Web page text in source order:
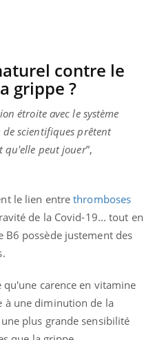
contre le
grippe ?
étroite avec le système
scientifiques prêtent
qu'elle peut jouer”,
le lien entrethromboses
de la Covid-19... tout en
possède justement des
carence en vitamine
à une diminution de la
plus grande sensibilité